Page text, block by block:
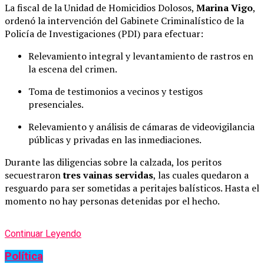
La fiscal de la Unidad de Homicidios Dolosos, Marina Vigo,
ordenó la intervención del Gabinete Criminalístico de la
Policía de Investigaciones (PDI) para efectuar:
Relevamiento integral y levantamiento de rastros en
la escena del crimen.
Toma de testimonios a vecinos y testigos
presenciales.
Relevamiento y análisis de cámaras de videovigilancia
públicas y privadas en las inmediaciones.
Durante las diligencias sobre la calzada, los peritos
secuestrarontres vainas servidas, las cuales quedaron a
resguardo para ser sometidas a peritajes balísticos. Hasta el
momento no hay personas detenidas por el hecho.
Continuar Leyendo
Política